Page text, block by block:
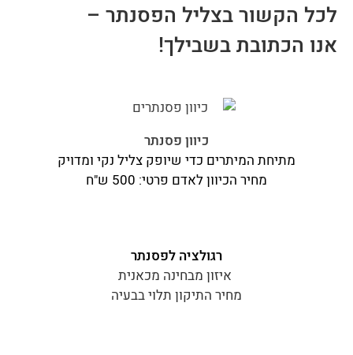
לכל הקשור בצליל הפסנתר –
אנו הכתובת בשבילך!
כיוון פסנתר
מתיחת המיתרים כדי שיופק צליל נקי ומדויק
מחיר הכיוון לאדם פרטי: 500 ש"ח
רגולציה לפסנתר
איזון מבחינה מכאנית
מחיר התיקון תלוי בבעיה